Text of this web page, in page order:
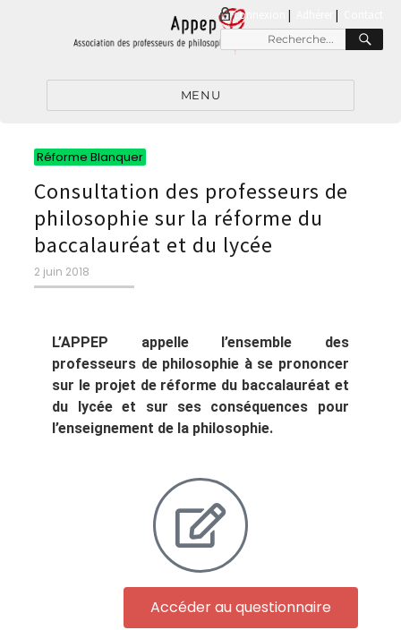
connexion |
MENU
Réforme Blanquer
Consultation des professeurs de
philosophie sur la réforme du
baccalauréat et du lycée
2 juin 2018
L’APPEP appelle l’ensemble des
professeurs de philosophie à se prononcer
sur le projet de réforme du baccalauréat et
du lycée et sur ses conséquences pour
l’enseignement de la philosophie.
Accéder au questionnaire